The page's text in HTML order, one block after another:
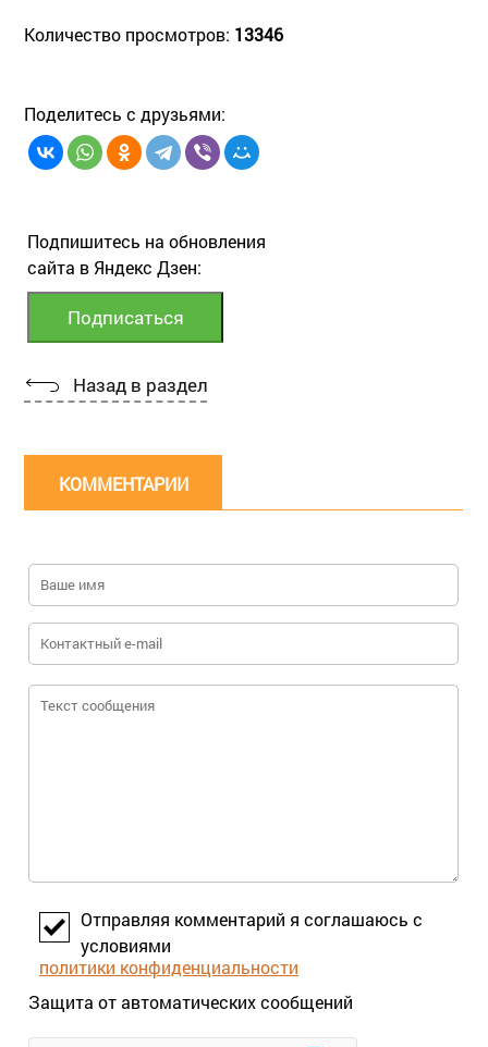
Количество просмотров: 13346
Поделитесь с друзьями:
Подпишитесь на обновления
сайта в Яндекс Дзен:
Назад в раздел
КОММЕНТАРИИ
Отправляя комментарий я соглашаюсь с
условиями
политики конфиденциальности
Защита от автоматических сообщений